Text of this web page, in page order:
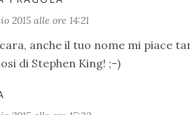
2015 alle ore 14:21
anche il tuo nome mi piace
di Stephen King! ;-)